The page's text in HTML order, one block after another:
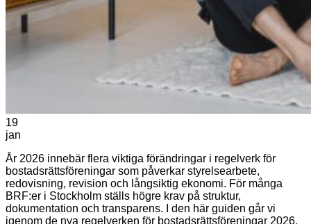
19
jan
År 2026 innebär flera viktiga förändringar i regelverk för
bostadsrättsföreningar som påverkar styrelsearbete,
redovisning, revision och långsiktig ekonomi. För många
BRF:er i Stockholm ställs högre krav på struktur,
dokumentation och transparens. I den här guiden går vi
igenom de nya regelverken för bostadsrättsföreningar 2026,